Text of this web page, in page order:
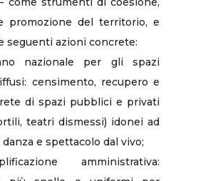
promozione del territorio, e
seguenti azioni concrete:
nazionale per gli spazi
censimento, recupero e
di spazi pubblici e privati
teatri dismessi) idonei ad
e spettacolo dal vivo;
amministrativa: